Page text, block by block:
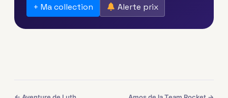
+ Ma collection Alerte prix